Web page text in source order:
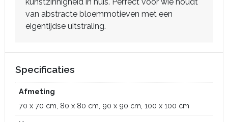
van abstracte bloemmotieven met een
eigentijdse uitstraling.
Specificaties
Afmeting
70 x 70 cm, 80 x 80 cm, 90 x 90 cm, 100 x 100 cm